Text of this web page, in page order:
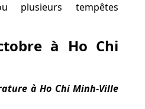
plusieurs tempêtes
à Ho Chi
à Ho Chi Minh-Ville